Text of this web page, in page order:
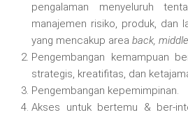
pengalaman menyeluruh
manajemen risiko, produk, dan
yang mencakup area back,
Pengembangan kemampuan
strategis, kreatifitas, dan
Pengembangan kepemimpinan.
Akses untuk bertemu & ber-